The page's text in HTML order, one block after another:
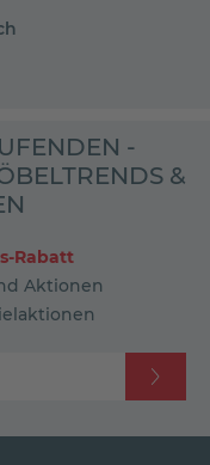
-
&
Rabatt
Aktionen